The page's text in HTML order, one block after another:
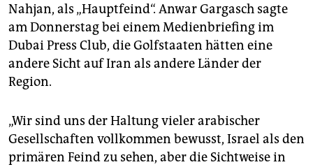
Nahjan, als „Hauptfeind“. Anwar Gargasch sagte
am Donnerstag bei einem Medienbriefing im
Dubai Press Club, die Golfstaaten hätten eine
andere Sicht auf Iran als andere Länder der
Region.
„Wir sind uns der Haltung vieler arabischer
Gesellschaften vollkommen bewusst, Israel als den
primären Feind zu sehen, aber die Sichtweise in